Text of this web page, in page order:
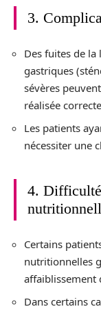
3.
Des fuites de la
gastriques
sévères
réalisée
Les patients
nécessiter une
4. Difficulté
Certains
nutritionnelles
affaiblissement
Dans certains